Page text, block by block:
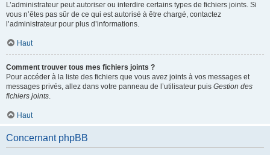
L’administrateur peut autoriser ou interdire certains types de fichiers joints. Si
vous n’êtes pas sûr de ce qui est autorisé à être chargé, contactez
l’administrateur pour plus d’informations.
Haut
Comment trouver tous mes fichiers joints ?
Pour accéder à la liste des fichiers que vous avez joints à vos messages et
messages privés, allez dans votre panneau de l’utilisateur puis Gestion des
fichiers joints.
Haut
Concernant phpBB